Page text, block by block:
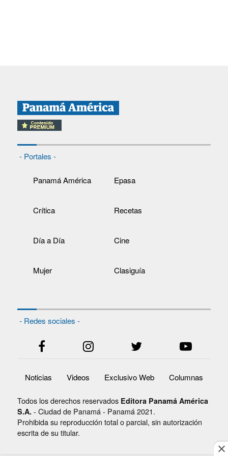
- Portales -
Panamá América Epasa
Crítica Recetas
Día a Día Cine
Mujer Clasiguía
- Redes sociales -
Noticias Videos Exclusivo Web Columnas
Todos los derechos reservados Editora Panamá América
S.A. - Ciudad de Panamá - Panamá 2021.
Prohibida su reproducción total o parcial, sin autorización
escrita de su titular.